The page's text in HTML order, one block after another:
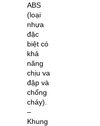
ABS
(loại
nhựa
đặc
biệt có
khả
năng
chịu va
đập và
chống
cháy).
–
Khung